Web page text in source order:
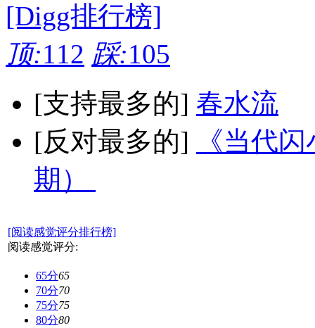
[Digg排行榜]
顶:112 踩:105
[支持最多的] 春水流
[反对最多的]
《当代
期）
[阅读感觉评分排行榜]
阅读感觉评分:
65分65
70分70
75分75
80分80